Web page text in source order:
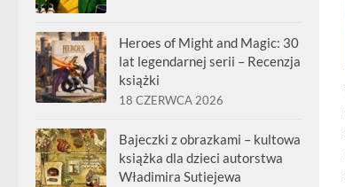
Heroes of Might and Magic: 30
lat legendarnej serii – Recenzja
książki
18 CZERWCA 2026
Bajeczki z obrazkami – kultowa
książka dla dzieci autorstwa
Władimira Sutiejewa